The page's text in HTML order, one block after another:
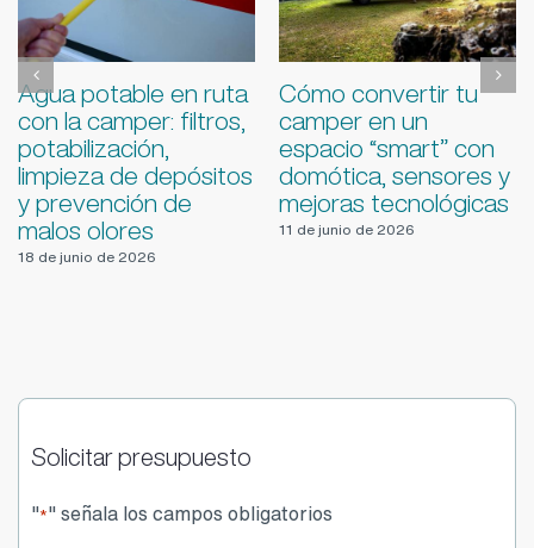
Guía de
supervivencia para
viajar en
autocaravana y
camper con mal
tiempo
4 de junio de 2026
Conducción en
puertos y descensos
con autocaravana:
freno motor,
temperaturas,
marchas y seguridad
Solicitar presupuesto
"*" señala los campos obligatorios